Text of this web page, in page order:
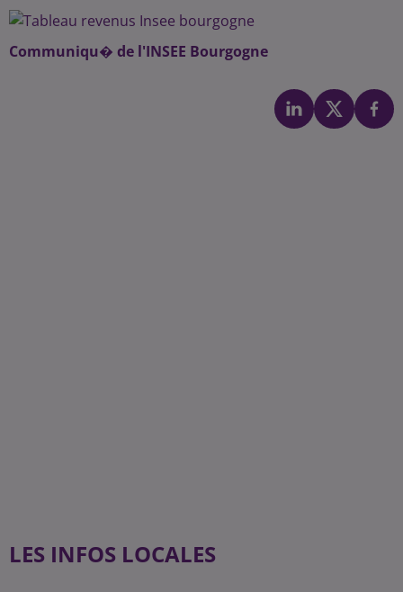
Communiqu� de l'INSEE Bourgogne
LES INFOS LOCALES